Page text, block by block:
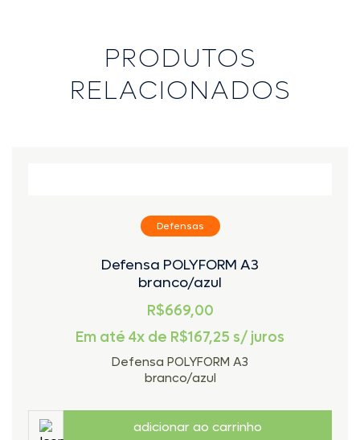
PRODUTOS
RELACIONADOS
Defensas
Defensa POLYFORM A3
branco/azul
R$669,00
Em até 4x de R$167,25 s/ juros
Defensa POLYFORM A3
branco/azul
adicionar ao carrinho